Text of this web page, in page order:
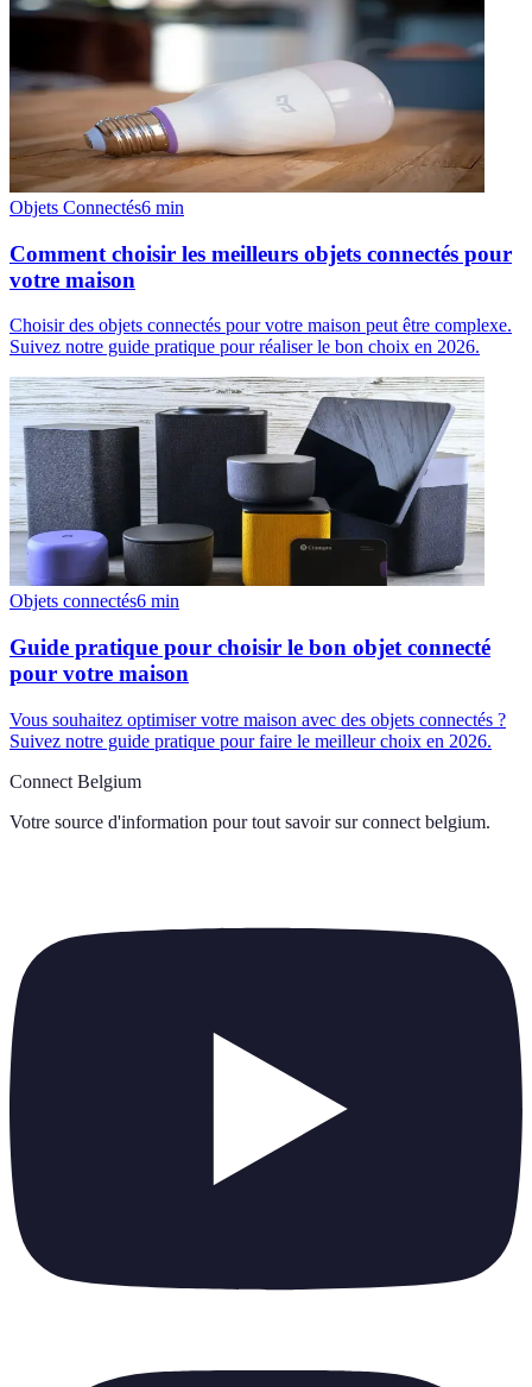
Objets Connectés6 min
Comment choisir les meilleurs objets connectés pour
votre maison
Choisir des objets connectés pour votre maison peut être complexe.
Suivez notre guide pratique pour réaliser le bon choix en 2026.
Objets connectés6 min
Guide pratique pour choisir le bon objet connecté
pour votre maison
Vous souhaitez optimiser votre maison avec des objets connectés ?
Suivez notre guide pratique pour faire le meilleur choix en 2026.
Connect Belgium
Votre source d'information pour tout savoir sur connect belgium.